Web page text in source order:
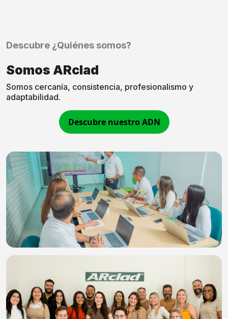
Descubre ¿Quiénes somos?
Somos ARclad
Somos cercanía, consistencia, profesionalismo y
adaptabilidad.
Descubre nuestro ADN